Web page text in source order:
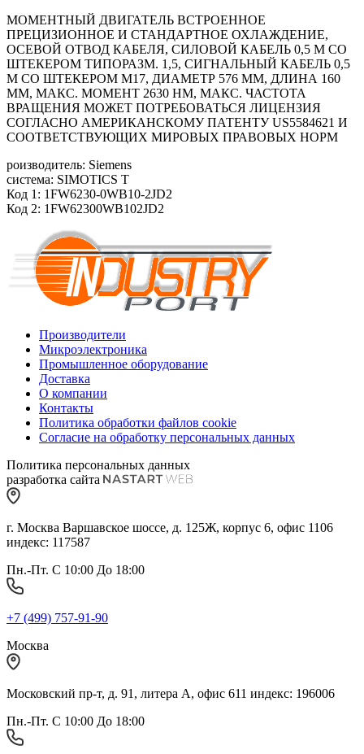
МОМЕНТНЫЙ ДВИГАТЕЛЬ ВСТРОЕННОЕ
ПРЕЦИЗИОННОЕ И СТАНДАРТНОЕ ОХЛАЖДЕНИЕ,
ОСЕВОЙ ОТВОД КАБЕЛЯ, СИЛОВОЙ КАБЕЛЬ 0,5 М СО
ШТЕКЕРОМ ТИПОРАЗМ. 1,5, СИГНАЛЬНЫЙ КАБЕЛЬ 0,5
М СО ШТЕКЕРОМ М17, ДИАМЕТР 576 ММ, ДЛИНА 160
ММ, МАКС. МОМЕНТ 2630 HM, МАКС. ЧАСТОТА
ВРАЩЕНИЯ МОЖЕТ ПОТРЕБОВАТЬСЯ ЛИЦЕНЗИЯ
СОГЛАСНО АМЕРИКАНСКОМУ ПАТЕНТУ US5584621 И
СООТВЕТСТВУЮЩИХ МИРОВЫХ ПРАВОВЫХ НОРМ
роизводитель: Siemens
система: SIMOTICS T
Код 1: 1FW6230-0WB10-2JD2
Код 2: 1FW62300WB102JD2
Производители
Микроэлектроника
Промышленное оборудование
Доставка
О компании
Контакты
Политика обработки файлов cookie
Согласие на обработку персональных данных
Политика персональных данных
разработка сайта
г. Москва Варшавское шоссе, д. 125Ж, корпус 6, офис 1106
индекс: 117587
Пн.-Пт. С 10:00 До 18:00
+7 (499) 757-91-90
Москва
Московский пр-т, д. 91, литера А, офис 611 индекс: 196006
Пн.-Пт. С 10:00 До 18:00